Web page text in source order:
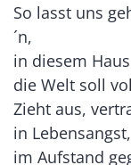
So lasst uns
´n,
in diesem
die Welt soll
Zieht aus,
in
im Aufstand